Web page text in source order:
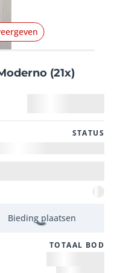
(21x)
STATUS
Bieding plaatsen
TOTAAL BOD